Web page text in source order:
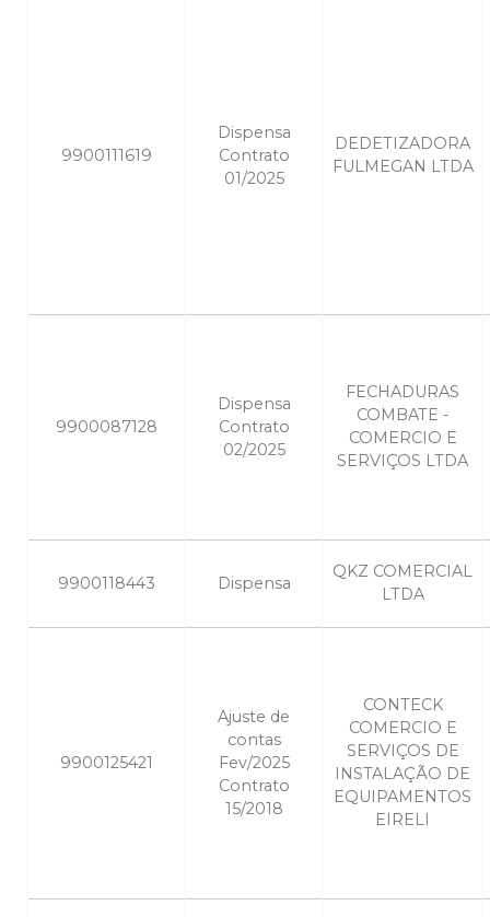
9900111619
Dispensa
Contrato
01/2025
DEDETIZADORA
FULMEGAN LTDA
9900087128
Dispensa
Contrato
02/2025
FECHADURAS
COMBATE -
COMERCIO E
SERVIÇOS LTDA
9900118443 Dispensa
QKZ COMERCIAL
LTDA
9900125421
Ajuste de
contas
Fev/2025
Contrato
15/2018
CONTECK
COMERCIO E
SERVIÇOS DE
INSTALAÇÃO DE
EQUIPAMENTOS
EIRELI